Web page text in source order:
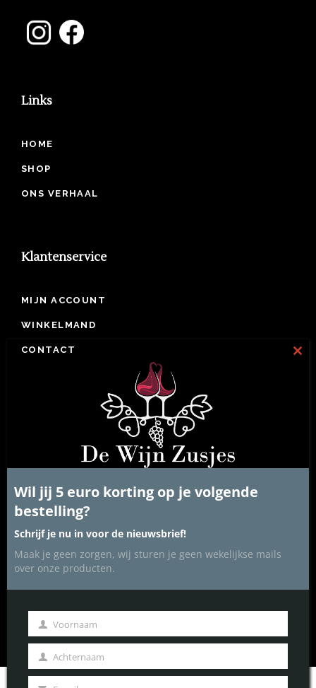
Links
HOME
SHOP
ONS VERHAAL
Klantenservice
MIJN ACCOUNT
WINKELMAND
CONTACT
PRIVACY BELEID
ALGEMENE VOORWAARDEN
DISCLAIMER
Wil jij 5 euro korting op je volgende
bestelling?
Schrijf je nu in voor de nieuwsbrief!
Maak je geen zorgen, wij sturen je geen wekelijkse mails
over onze producten.
Voornaam
Achternaam